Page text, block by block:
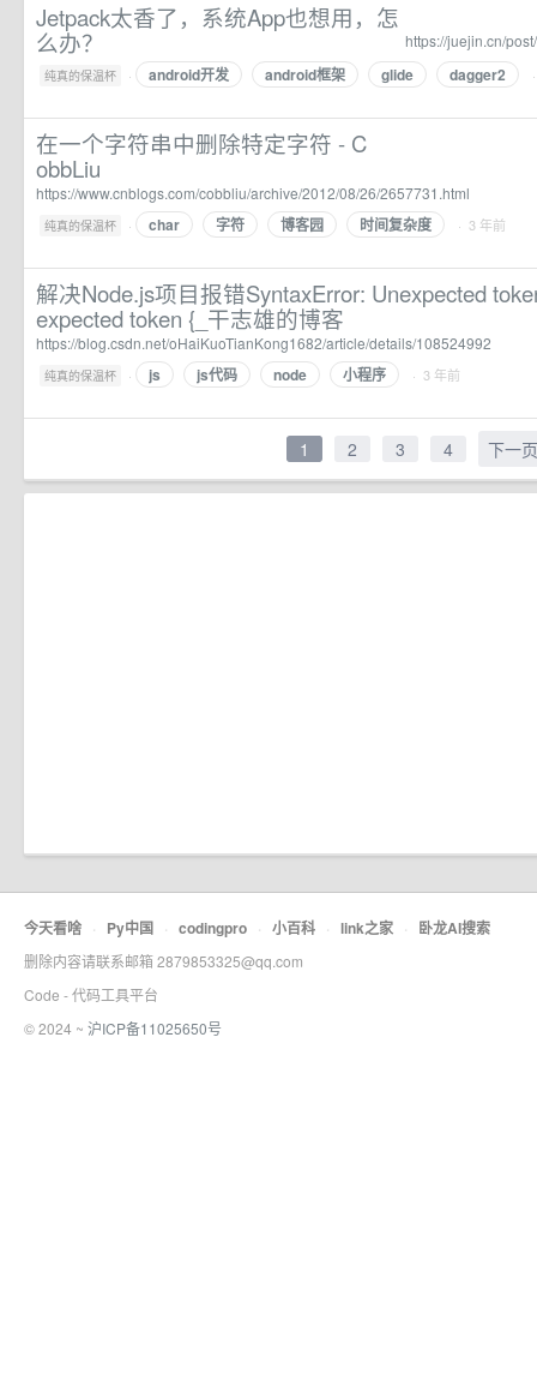
Jetpack太香了，系统App也想用，怎
么办？
https://juejin.cn/
纯真的保温杯 · android开发 android框架 glide dagger2
在一个字符串中删除特定字符 - C
obbLiu
https://www.cnblogs.com/cobbliu/archive/2012/08/26/2657731.html
纯真的保温杯 · char 字符 博客园 时间复杂度 · 3 年前
解决Node.js项目报错SyntaxError: Unexpected
expected token {_干志雄的博客
https://blog.csdn.net/oHaiKuoTianKong1682/article/details/108524992
纯真的保温杯 · js js代码 node 小程序 · 3 年前
1 2 3 4 下一页
今天看啥 · Py中国 · codingpro · 小百科 · link之家 · 卧龙AI搜索
删除内容请联系邮箱 2879853325@qq.com
Code - 代码工具平台
© 2024 ~ 沪ICP备11025650号